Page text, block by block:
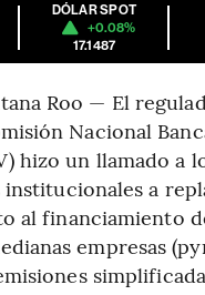
DÓLAR SPOT
+0.08%
17.1487
Roo — El
Nacional
hizo un llamado a
a
al financiamiento
empresas